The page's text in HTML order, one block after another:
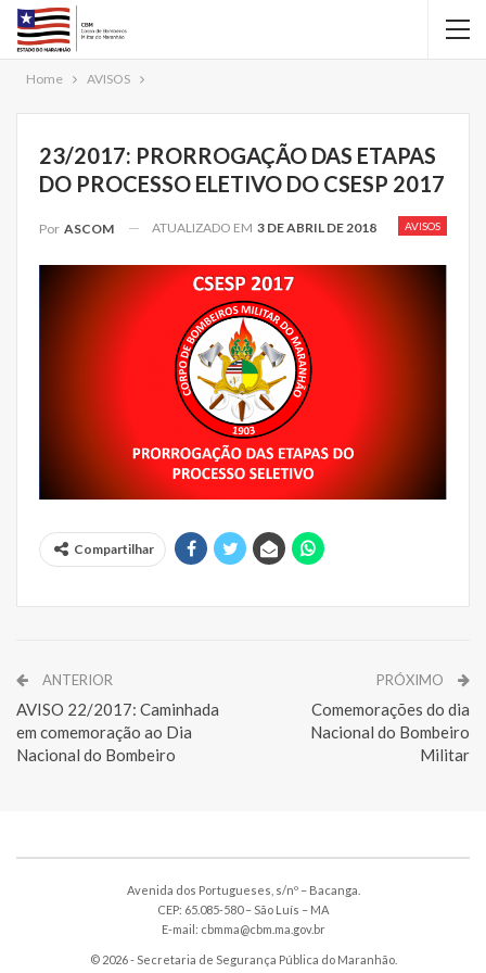
Home AVISOS
23/2017: PRORROGAÇÃO DAS ETAPAS
DO PROCESSO ELETIVO DO CSESP 2017
AVISOS
Por ASCOM ATUALIZADO EM 3 DE ABRIL DE 2018
Compartilhar
ANTERIOR
AVISO 22/2017: Caminhada
em comemoração ao Dia
Nacional do Bombeiro
PRÓXIMO
Comemorações do dia
Nacional do Bombeiro
Militar
Avenida dos Portugueses, s/nº – Bacanga.
CEP: 65.085-580 – São Luís – MA
E-mail: cbmma@cbm.ma.gov.br
© 2026 - Secretaria de Segurança Pública do Maranhão.